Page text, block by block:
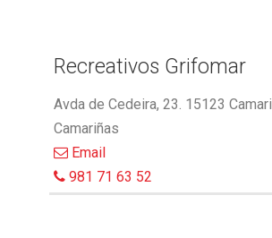
Recreativos Grifomar
Avda de Cedeira, 23. 15123
Camariñas
Email
981 71 63 52